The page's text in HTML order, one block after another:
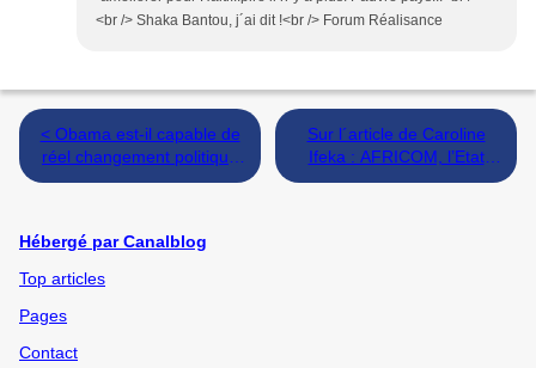
<br /> Shaka Bantou, j´ai dit !<br /> Forum Réalisance
< Obama est-il capable de
réel changement politique
ou le visage du
Sur l´article de Caroline
Ifeka : AFRICOM, l’Etat
kleptocrate et le
Hébergé par Canalblog
Top articles
Pages
Contact